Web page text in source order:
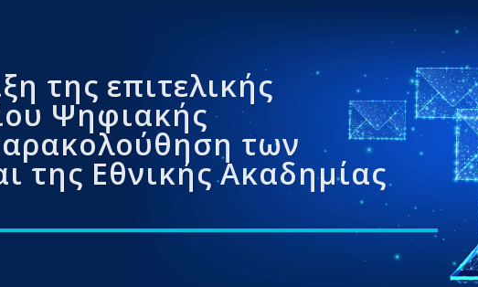
της επιτελικής
Ψηφιακής
των
της Εθνικής Ακαδημίας